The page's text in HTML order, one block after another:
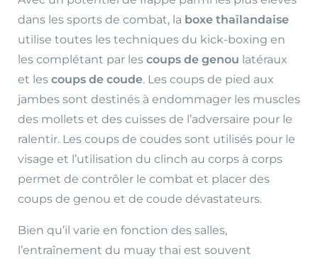
dans les sports de combat, la boxe thaïlandaise
utilise toutes les techniques du kick-boxing en
les complétant par les coups de genou latéraux
et les coups de coude. Les coups de pied aux
jambes sont destinés à endommager les muscles
des mollets et des cuisses de l’adversaire pour le
ralentir. Les coups de coudes sont utilisés pour le
visage et l’utilisation du clinch au corps à corps
permet de contrôler le combat et placer des
coups de genou et de coude dévastateurs.
Bien qu’il varie en fonction des salles,
l’entraînement du muay thai est souvent